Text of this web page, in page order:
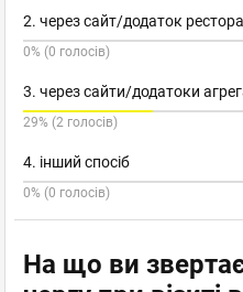
2. через сайт/додаток
0% (0 голосів)
3. через сайти/додатоки
29% (2 голосів)
4. інший спосіб
0% (0 голосів)
На що ви